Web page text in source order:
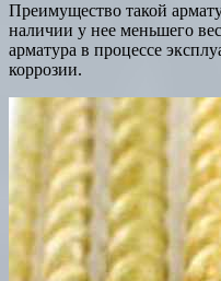
Преимущество такой
наличии у нее меньшего
арматура в процессе
коррозии.